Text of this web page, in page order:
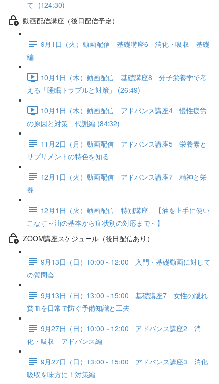
て- (124:30)
動画配信講座（後日配信予定）
9月1日（火）動画配信 基礎講座6 消化・吸収 基礎
編
10月1日（木）動画配信 基礎講座8 分子栄養学で考
える「睡眠トラブルと対策」 (26:49)
10月1日（木）動画配信 アドバンス講座4 慢性疲労
の原因と対策 代謝編 (84:32)
11月2日（月）動画配信 アドバンス講座5 栄養素と
サプリメントの特色を知る
12月1日（火）動画配信 アドバンス講座7 精神と栄
養
12月1日（火）動画配信 特別講座 【油を上手に使い
こなす～油の基本から症状別の対応まで～】
ZOOM講座スケジュール（後日配信あり）
9月13日（日）10:00～12:00 入門・基礎動画に対して
の質問会
9月13日（日）13:00～15:00 基礎講座7 女性の隠れ
貧血を日常で防ぐ予備知識と工夫
9月27日（日）10:00～12:00 アドバンス講座2 消
化・吸収 アドバンス編
9月27日（日）13:00～15:00 アドバンス講座3 消化
吸収を味方に！対策編